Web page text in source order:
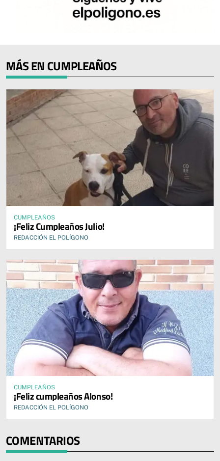
MÁS EN CUMPLEAÑOS
CUMPLEAÑOS
¡Feliz Cumpleaños Julio!
REDACCIÓN EL POLÍGONO
CUMPLEAÑOS
¡Feliz cumpleaños Alonso!
REDACCIÓN EL POLÍGONO
COMENTARIOS